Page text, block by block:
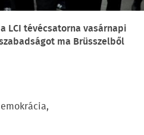
tévécsatorna vasárnapi
ma Brüsszelből